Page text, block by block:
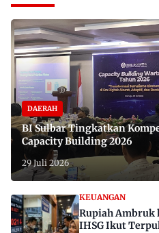
DAERAH
BI Sulbar Tingkatkan
Capacity Building 2026
29 Juli 2026
KEUANGAN
Rupiah Ambruk
IHSG Ikut